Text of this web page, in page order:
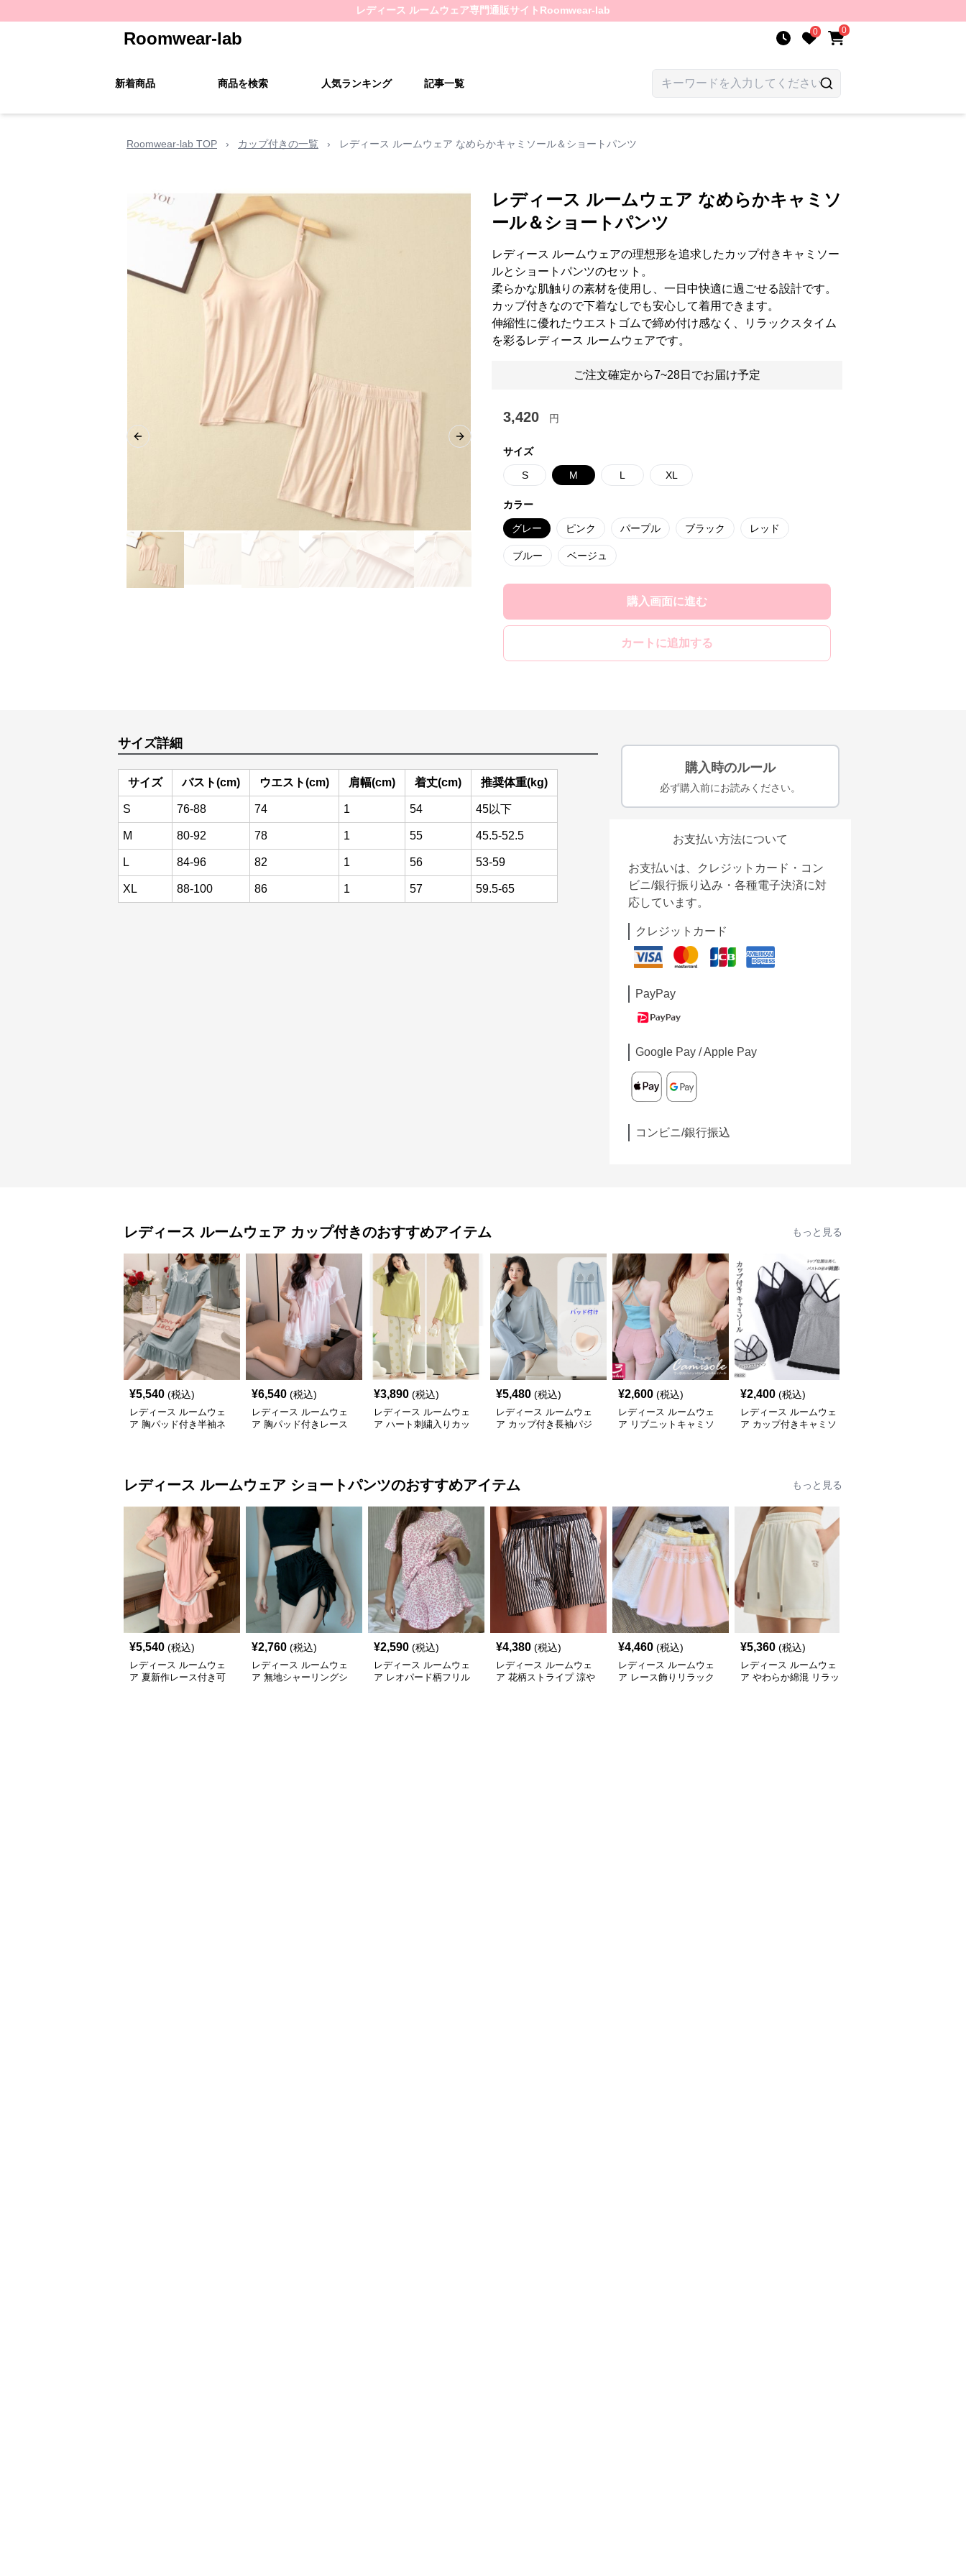
レディース ルームウェア専門通販サイト Roomwear-lab
Roomwear-lab 0 0
新着商品 商品を検索 人気ランキング 記事一覧
Roomwear-lab TOP › カップ付きの一覧 › レディース ルームウェア なめらかキャミソール＆ショートパンツ
Previous slide Next slide
レディース ルームウェア なめらかキャミソ
ール＆ショートパンツ
レディース ルームウェアの理想形を追求したカップ付きキャミソー
ルとショートパンツのセット。
柔らかな肌触りの素材を使用し、一日中快適に過ごせる設計です。
カップ付きなので下着なしでも安心して着用できます。
伸縮性に優れたウエストゴムで締め付け感なく、リラックスタイム
を彩るレディース ルームウェアです。
ご注文確定から7~28日でお届け予定
3,420 円
サイズ
S M L XL
カラー
グレー ピンク パープル ブラック レッド
ブルー ベージュ
購入画面に進む
カートに追加する
サイズ詳細
サイズ バスト(cm) ウエスト(cm) 肩幅(cm) 着丈(cm) 推奨体重(kg)
S 76-88 74 1 54 45以下
M 80-92 78 1 55 45.5-52.5
L 84-96 82 1 56 53-59
XL 88-100 86 1 57 59.5-65
購入時のルール
必ず購入前にお読みください。
お支払い方法について
お支払いは、クレジットカード・コン
ビニ/銀行振り込み・各種電子決済に対
応しています。
クレジットカード
PayPay
Google Pay / Apple Pay
コンビニ/銀行振込
レディース ルームウェア カップ付きのおすすめアイテム もっと見る
¥5,540 (税込)
レディース ルームウェ
ア 胸パッド付き半袖ネ
¥6,540 (税込)
レディース ルームウェ
ア 胸パッド付きレース
¥3,890 (税込)
レディース ルームウェ
ア ハート刺繍入りカッ
¥5,480 (税込)
レディース ルームウェ
ア カップ付き長袖パジ
¥2,600 (税込)
レディース ルームウェ
ア リブニットキャミソ
¥2,400 (税込)
レディース ルームウェ
ア カップ付きキャミソ
レディース ルームウェア ショートパンツのおすすめアイテム もっと見る
¥5,540 (税込)
レディース ルームウェ
ア 夏新作レース付き可
¥2,760 (税込)
レディース ルームウェ
ア 無地シャーリングシ
¥2,590 (税込)
レディース ルームウェ
ア レオパード柄フリル
¥4,380 (税込)
レディース ルームウェ
ア 花柄ストライプ 涼や
¥4,460 (税込)
レディース ルームウェ
ア レース飾りリラック
¥5,360 (税込)
レディース ルームウェ
ア やわらか綿混 リラッ